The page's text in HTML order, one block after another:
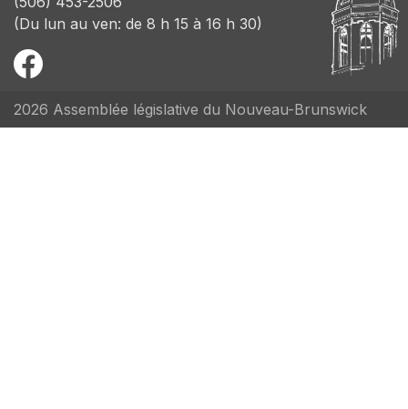
(Du lun au ven: de 8 h 15 à 16 h 30)
2026 Assemblée législative du Nouveau-Brunswick